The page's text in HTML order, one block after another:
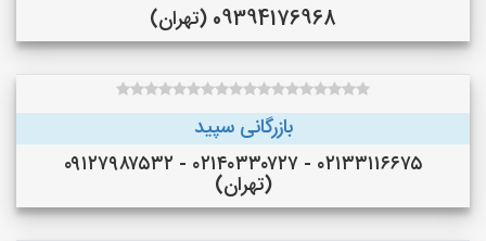
09394176968 (تهران)
بازرگانی سپید
۰۲۱۳۳۱۱۶۶۷۵ - ۰۲۱۴۰۳۳۰۷۲۷ - ۰۹۱۲۷۹۸۷۵۳۲
(تهران)